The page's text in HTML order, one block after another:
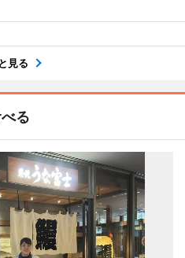
見る
る